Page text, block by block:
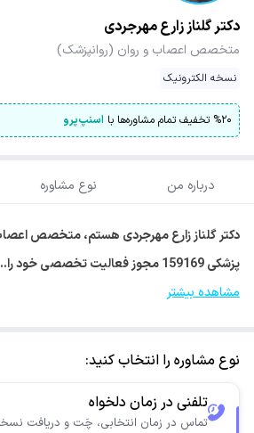
دکتر گلناز زارع مهرجردی
متخصص اعصاب و روان (روانپزشک)
نسخه الکترونیک
%۲۰ تخفیف تمام مشاوره‌ها با اسنپ‌پرو
درباره من نوع مشاوره
دکتر گلناز زارع مهرجردی هستم، متخصص
پزشکی 159169 مجوز فعالیت تخصصی خود را…
مشاهده بیشتر
نوع مشاوره را انتخاب کنید:
تلفنی در زمان دلخواه
تماس در زمان انتخابی، چَت و دریافت